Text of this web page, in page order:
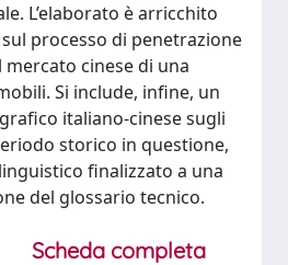
L’elaborato è arricchito
processo di penetrazione
cinese di una
Si include, infine, un
italiano-cinese sugli
storico in questione,
finalizzato a una
del glossario tecnico.
Scheda completa